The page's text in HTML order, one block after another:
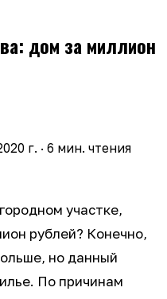
дом за миллион
г. · 6 мин. чтения
участке,
рублей? Конечно,
но данный
По причинам